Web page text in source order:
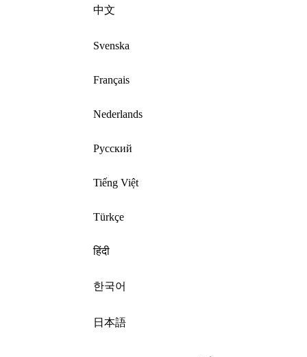
中文
Svenska
Français
Nederlands
Русский
Tiếng Việt
Türkçe
हिंदी
한국어
日本語